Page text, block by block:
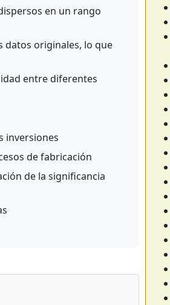
en un rango
datos originales, lo que
entre diferentes
inversiones
de fabricación
de la significancia